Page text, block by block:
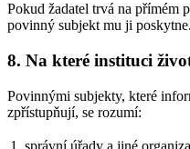
Pokud žadatel trvá na přímém
povinný subjekt mu ji poskytne.
8. Na které instituci
Povinnými subjekty, které
zpřístupňují, se rozumí:
1
správní úřady a jiné